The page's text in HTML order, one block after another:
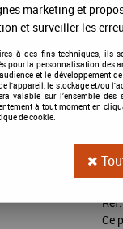
Ce
marketing et
et surveiller les
à des fins techniques, ils
pour la personnalisation des
et le développement
l'appareil, le stockage et/ou
valable sur l’ensemble des
à tout moment en
de cookie.